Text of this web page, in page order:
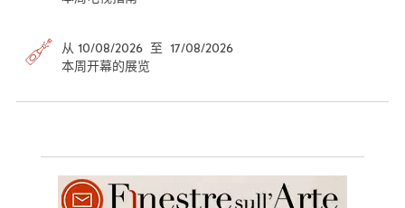
从 10/08/2026 至 17/08/2026
本周开幕的展览